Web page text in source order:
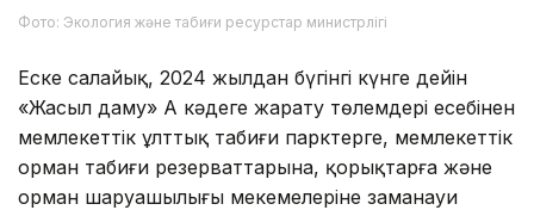
Фото: Экология және табиғи ресурстар министрлігі
Еске салайық, 2024 жылдан бүгінгі күнге дейін
«Жасыл даму» АҚ кәдеге жарату төлемдері есебінен
мемлекеттік ұлттық табиғи парктерге, мемлекеттік
орман табиғи резерваттарына, қорықтарға және
орман шаруашылығы мекемелеріне заманауи